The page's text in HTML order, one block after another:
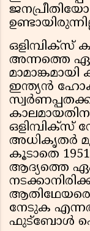
ഒളിമ്പിക്സ്
അന്നത്തെ
ഇന്ത്യൻ
ഒളിമ്പിക്സ്
അധികൃതർ
കൂടാതെ
ആദ്യത്തെ
നേടുക
ഫുട്ബോൾ